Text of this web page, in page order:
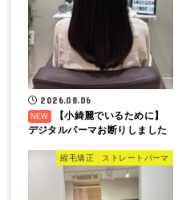
2026.08.06
【小綺麗でいるために】
デジタルパーマお断りしました
縮毛矯正 ストレートパーマ